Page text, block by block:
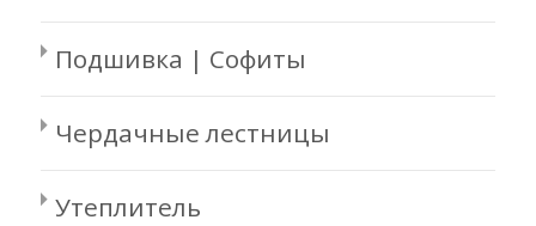
Подшивка | Софиты
Чердачные лестницы
Утеплитель